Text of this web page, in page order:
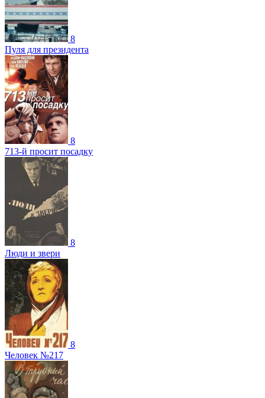
8
Пуля для президента
8
713-й просит посадку
8
Люди и звери
8
Человек №217